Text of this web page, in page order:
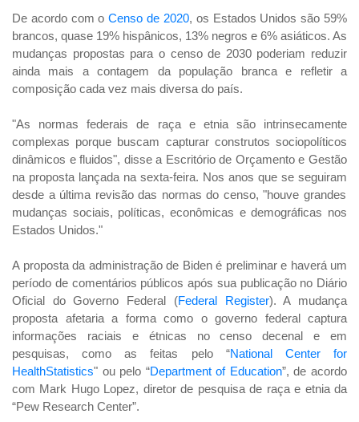
De acordo com oCenso de 2020, os Estados Unidos são 59%
brancos, quase 19% hispânicos, 13% negros e 6% asiáticos. As
mudanças propostas para o censo de 2030 poderiam reduzir
ainda mais a contagem da população branca e refletir a
composição cada vez mais diversa do país.
"As normas federais de raça e etnia são intrinsecamente
complexas porque buscam capturar construtos sociopolíticos
dinâmicos e fluidos", disse a Escritório de Orçamento e Gestão
na proposta lançada na sexta-feira. Nos anos que se seguiram
desde a última revisão das normas do censo, "houve grandes
mudanças sociais, políticas, econômicas e demográficas nos
Estados Unidos."
A proposta da administração de Biden é preliminar e haverá um
período de comentários públicos após sua publicação no Diário
Oficial do Governo Federal (Federal Register). A mudança
proposta afetaria a forma como o governo federal captura
informações raciais e étnicas no censo decenal e em
pesquisas, como as feitas pelo “National Center for
HealthStatistics" ou pelo “Department of Education”, de acordo
com Mark Hugo Lopez, diretor de pesquisa de raça e etnia da
“Pew Research Center”.